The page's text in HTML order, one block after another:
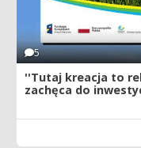
5
''Tutaj kreacja to
zachęca do